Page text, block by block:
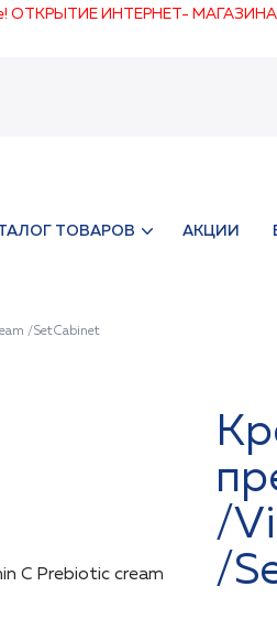
ОТКРЫТИЕ ИНТЕРНЕТ- МАГАЗИНА
ТОВАРОВ АКЦИИ
/SetCabinet
/
/